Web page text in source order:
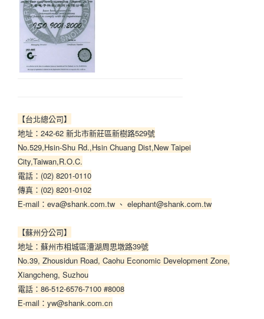
【台北總公司】
地址：242-62 新北市新莊區新樹路529號
No.529,Hsin-Shu Rd.,Hsin Chuang Dist,New Taipei
City,Taiwan,R.O.C.
電話：(02) 8201-0110
傳真：(02) 8201-0102
E-mail：eva@shank.com.tw 、 elephant@shank.com.tw
【蘇州分公司】
地址：蘇州市相城區漕湖周思墩路39號
No.39, Zhousidun Road, Caohu Economic Development Zone,
Xiangcheng, Suzhou
電話：86-512-6576-7100 #8008
E-mail：yw@shank.com.cn